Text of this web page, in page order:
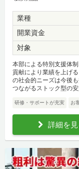
業種
開業資金
対象
本部による特別支援体
貢献により業績を上げ
の社会的ニーズは今後
つながるストック型の
研修・サポートが充実 お
詳細を見